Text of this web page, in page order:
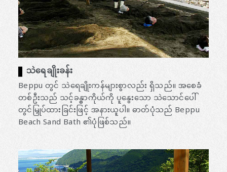
သဲရေချိုးခန်း
Beppu တွင် သဲရေချိုးကန်များစွာလည်း ရှိသည်။ အစေခံ
တစ်ဦးသည် သင့်ခန္ဓာကိုယ်ကို ပူနွေးသော သဲသောင်ပေါ်
တွင်မြှုပ်ထားခြင်းဖြင့် အနားယူပါ။ ဓာတ်ပုံသည် Beppu
Beach Sand Bath ၏ပုံဖြစ်သည်။